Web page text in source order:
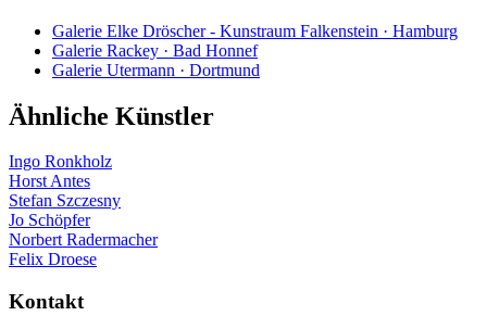
Galerie Elke Dröscher - Kunstraum Falkenstein · Hamburg
Galerie Rackey · Bad Honnef
Galerie Utermann · Dortmund
Ähnliche Künstler
Ingo Ronkholz
Horst Antes
Stefan Szczesny
Jo Schöpfer
Norbert Radermacher
Felix Droese
Kontakt